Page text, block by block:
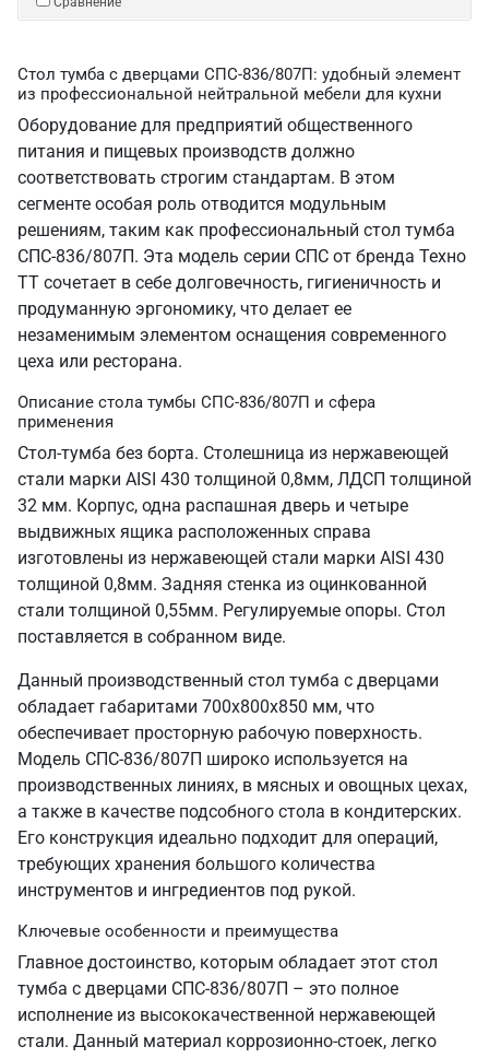
Стол тумба с дверцами СПС-836/807П: удобный элемент
из профессиональной нейтральной мебели для кухни
Оборудование для предприятий общественного
питания и пищевых производств должно
соответствовать строгим стандартам. В этом
сегменте особая роль отводится модульным
решениям, таким как профессиональный стол тумба
СПС-836/807П. Эта модель серии СПС от бренда Техно
ТТ сочетает в себе долговечность, гигиеничность и
продуманную эргономику, что делает ее
незаменимым элементом оснащения современного
цеха или ресторана.
Описание стола тумбы СПС-836/807П и сфера
применения
Стол-тумба без борта. Столешница из нержавеющей
стали марки AISI 430 толщиной 0,8мм, ЛДСП толщиной
32 мм. Корпус, одна распашная дверь и четыре
выдвижных ящика расположенных справа
изготовлены из нержавеющей стали марки AISI 430
толщиной 0,8мм. Задняя стенка из оцинкованной
стали толщиной 0,55мм. Регулируемые опоры. Стол
поставляется в собранном виде.
Данный производственный стол тумба с дверцами
обладает габаритами 700х800х850 мм, что
обеспечивает просторную рабочую поверхность.
Модель СПС-836/807П широко используется на
производственных линиях, в мясных и овощных цехах,
а также в качестве подсобного стола в кондитерских.
Его конструкция идеально подходит для операций,
требующих хранения большого количества
инструментов и ингредиентов под рукой.
Ключевые особенности и преимущества
Главное достоинство, которым обладает этот стол
тумба с дверцами СПС-836/807П – это полное
исполнение из высококачественной нержавеющей
стали. Данный материал коррозионно-стоек, легко